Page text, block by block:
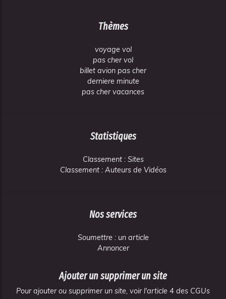
Thèmes
voyage vol
pas cher vol
billet avion pas cher
derniere minute
pas cher vacances
Statistiques
Classement : Sites
Classement : Auteurs de Vidéos
Nos services
Soumettre : un article
Annoncer
Ajouter un supprimer un site
Pour ajouter ou supprimer un site, voir l'article 4 des CGUs